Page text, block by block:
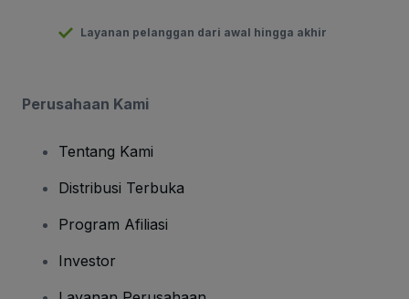
Layanan pelanggan dari awal hingga akhir
Perusahaan Kami
Tentang Kami
Distribusi Terbuka
Program Afiliasi
Investor